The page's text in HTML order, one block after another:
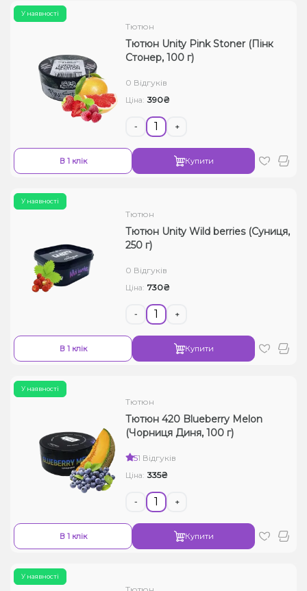
У наявності
Тютюн
Тютюн Unity Pink Stoner (Пінк
Стонер, 100 г)
0 Відгуків
Ціна: 390₴
- +
В 1 клік Купити
У наявності
Тютюн
Тютюн Unity Wild berries (Суниця,
250 г)
0 Відгуків
Ціна: 730₴
- +
В 1 клік Купити
У наявності
Тютюн
Тютюн 420 Blueberry Melon
(Чорниця Диня, 100 г)
51 Відгуків
Ціна: 335₴
- +
В 1 клік Купити
У наявності